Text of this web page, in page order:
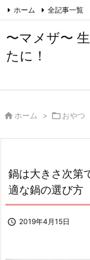
〜マメザ〜
たに！
ホーム 全記事一覧
 ホーム > おやつ
鍋は大きさ次第
適な鍋の選び方
 2019年4月15日